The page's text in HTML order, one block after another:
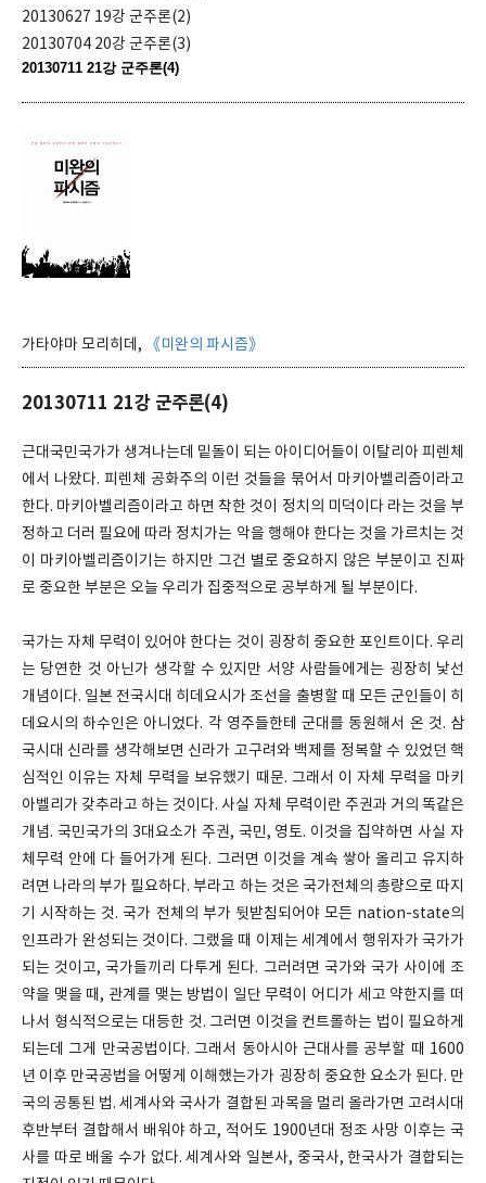
20130627 19강 군주론(2)
20130704 20강 군주론(3)
20130711 21강 군주론(4)
가타야마 모리히데, 《미완의 파시즘》
20130711 21강 군주론(4)
근대국민국가가 생겨나는데 밑돌이 되는 아이디어들이 이탈리아 피렌체
에서 나왔다. 피렌체 공화주의 이런 것들을 묶어서 마키아벨리즘이라고
한다. 마키아벨리즘이라고 하면 착한 것이 정치의 미덕이다 라는 것을 부
정하고 더러 필요에 따라 정치가는 악을 행해야 한다는 것을 가르치는 것
이 마키아벨리즘이기는 하지만 그건 별로 중요하지 않은 부분이고 진짜
로 중요한 부분은 오늘 우리가 집중적으로 공부하게 될 부분이다.
국가는 자체 무력이 있어야 한다는 것이 굉장히 중요한 포인트이다. 우리
는 당연한 것 아닌가 생각할 수 있지만 서양 사람들에게는 굉장히 낯선
개념이다. 일본 전국시대 히데요시가 조선을 출병할 때 모든 군인들이 히
데요시의 하수인은 아니었다. 각 영주들한테 군대를 동원해서 온 것. 삼
국시대 신라를 생각해보면 신라가 고구려와 백제를 정복할 수 있었던 핵
심적인 이유는 자체 무력을 보유했기 때문. 그래서 이 자체 무력을 마키
아벨리가 갖추라고 하는 것이다. 사실 자체 무력이란 주권과 거의 똑같은
개념. 국민국가의 3대요소가 주권, 국민, 영토. 이것을 집약하면 사실 자
체무력 안에 다 들어가게 된다. 그러면 이것을 계속 쌓아 올리고 유지하
려면 나라의 부가 필요하다. 부라고 하는 것은 국가전체의 총량으로 따지
기 시작하는 것. 국가 전체의 부가 뒷받침되어야 모든 nation-state의
인프라가 완성되는 것이다. 그랬을 때 이제는 세계에서 행위자가 국가가
되는 것이고, 국가들끼리 다투게 된다. 그러려면 국가와 국가 사이에 조
약을 맺을 때, 관계를 맺는 방법이 일단 무력이 어디가 세고 약한지를 떠
나서 형식적으로는 대등한 것. 그러면 이것을 컨트롤하는 법이 필요하게
되는데 그게 만국공법이다. 그래서 동아시아 근대사를 공부할 때 1600
년 이후 만국공법을 어떻게 이해했는가가 굉장히 중요한 요소가 된다. 만
국의 공통된 법. 세계사와 국사가 결합된 과목을 멀리 올라가면 고려시대
후반부터 결합해서 배워야 하고, 적어도 1900년대 정조 사망 이후는 국
사를 따로 배울 수가 없다. 세계사와 일본사, 중국사, 한국사가 결합되는